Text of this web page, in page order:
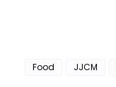
Food JJCM